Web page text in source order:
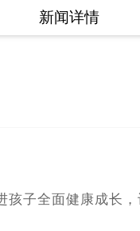
新闻详情
子全面健康成长